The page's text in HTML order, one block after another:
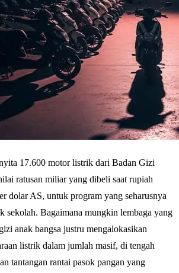
17.600 motor listrik dari Badan Gizi
ratusan miliar yang dibeli saat rupiah
dolar AS, untuk program yang seharusnya
sekolah. Bagaimana mungkin lembaga yang
anak bangsa justru mengalokasikan
listrik dalam jumlah masif, di tengah
tantangan rantai pasok pangan yang